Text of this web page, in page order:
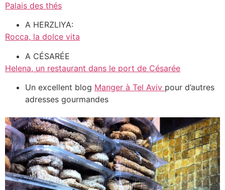
Palais des thés
A HERZLIYA:
Rocca, la dolce vita
A CÉSARÉE
Helena, un restaurant dans le port de Césarée
Un excellent blog Manger à Tel Aviv pour d’autres
adresses gourmandes